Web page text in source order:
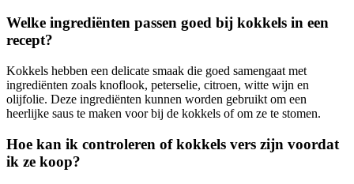
Welke ingrediënten passen goed bij kokkels in een
recept?
Kokkels hebben een delicate smaak die goed samengaat met
ingrediënten zoals knoflook, peterselie, citroen, witte wijn en
olijfolie. Deze ingrediënten kunnen worden gebruikt om een
heerlijke saus te maken voor bij de kokkels of om ze te stomen.
Hoe kan ik controleren of kokkels vers zijn voordat
ik ze koop?